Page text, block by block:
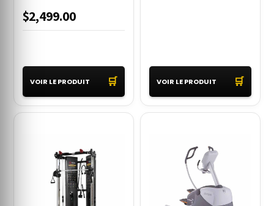
$2,499.00
VOIR LE PRODUIT 🛒 VOIR LE PRODUIT 🛒